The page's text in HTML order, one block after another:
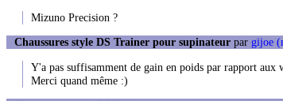
Mizuno Precision ?
Chaussures style DS Trainer pour supinateur par gijoe
Y'a pas suffisamment de gain en poids par rapport
Merci quand même :)